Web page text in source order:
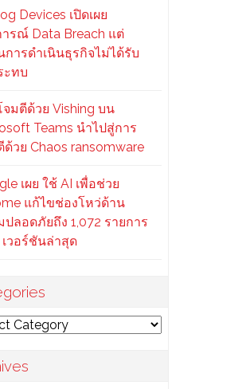
Devices เปิดเผย
ารณ์ Data Breach แต่
การดำเนินธุรกิจไม่ได้รับ
ะทบ
จมตีด้วย Vishing บน
Teams นำไปสู่การ
ด้วย Chaos ransomware
เผย ใช้ AI เพื่อช่วย
แก้ไขช่องโหว่ด้าน
ปลอดภัยถึง 1,072 รายการ
เวอร์ชันล่าสุด